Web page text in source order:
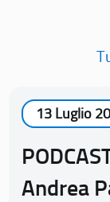
13 Luglio
Andrea